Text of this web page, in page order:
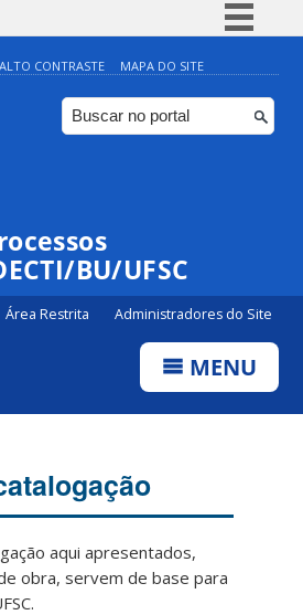
Simplifique!
Comunica BR
Participe
ALTO CONTRASTE MAPA DO SITE
BU/UFSC
Área Restrita Administradores do Site
MENU
aqui apresentados,
obra, servem de base para